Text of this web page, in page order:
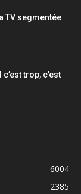
TV segmentée
trop, c’est
6004
2385